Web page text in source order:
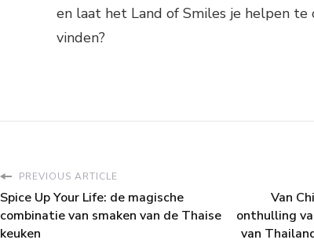
en laat het Land of Smiles je helpen
vinden?
PREVIOUS ARTICLE
Spice Up Your Life: de magische
combinatie van smaken van de Thaise
keuken
Van
onthulling
van